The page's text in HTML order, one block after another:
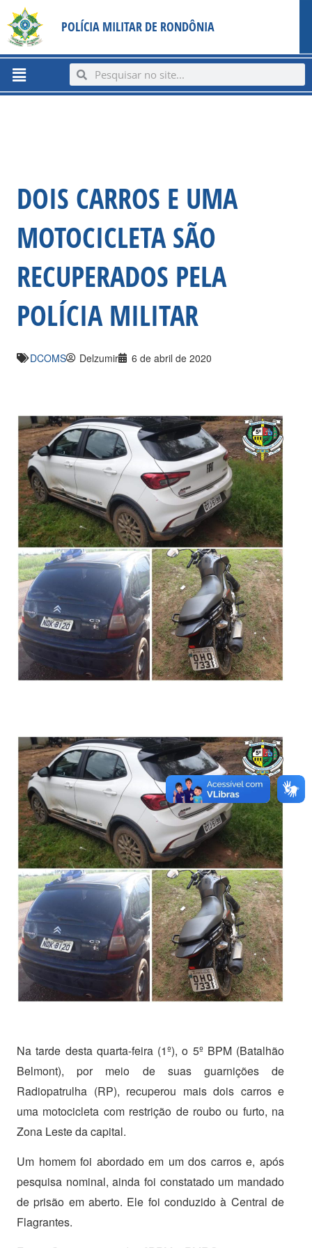
content
para
conteúdo
POLÍCIA MILITAR DE RONDÔNIA
Menu SearchSearch
DOIS CARROS E UMA
MOTOCICLETA SÃO
RECUPERADOS PELA
POLÍCIA MILITAR
DCOMS Delzumir 6 de abril de 2020
Na tarde desta quarta-feira (1º), o 5º BPM (Batalhão
Belmont), por meio de suas guarnições de
Radiopatrulha (RP), recuperou mais dois carros e
uma motocicleta com restrição de roubo ou furto, na
Zona Leste da capital.
Um homem foi abordado em um dos carros e, após
pesquisa nominal, ainda foi constatado um mandado
de prisão em aberto. Ele foi conduzido à Central de
Flagrantes.